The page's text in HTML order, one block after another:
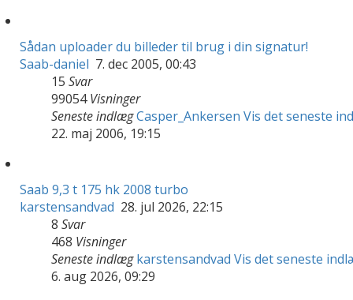
Sådan uploader du billeder til brug i din signatur!
Saab-daniel 7. dec 2005, 00:43
15 Svar
99054Visninger
Seneste indlægCasper_Ankersen Vis det seneste
22. maj 2006, 19:15
Saab 9,3 t 175 hk 2008 turbo
karstensandvad 28. jul 2026, 22:15
8 Svar
468 Visninger
Seneste indlægkarstensandvad Vis det seneste
6. aug 2026, 09:29